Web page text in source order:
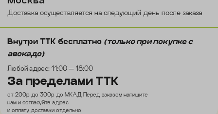
Доставка осуществляется на следующий день после заказа
Внутри ТТК бесплатно (только при покупке с
авокадо)
Любой адрес: 11:00 — 18:00
За пределами ТТК
от 200р до 300р до МКАД Перед заказом напишите
нам и согласуйте адрес
и оплату доставки отдельно